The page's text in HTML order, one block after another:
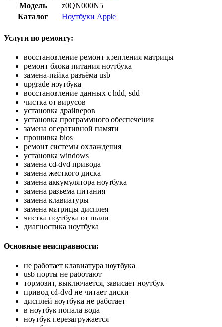
Модель
z0QN000N5
Каталог
Ноутбуки Apple
Услуги по ремонту:
восстановление ремонт крепления матрицы
ремонт блока питания ноутбука
замена-пайка разъёма usb
upgrade ноутбука
восстановление данных с hdd, sdd
чистка от вирусов
установка драйверов
установка программного обеспечения
замена оперативной памяти
прошивка bios
ремонт системы охлаждения
установка windows
замена cd-dvd привода
замена жесткого диска
замена аккумулятора ноутбука
замена разъема питания
замена клавиатуры
замена матрицы дисплея
чистка ноутбука от пыли
диагностика ноутбука
Основные неисправности:
не работает клавиатура ноутбука
usb порты не работают
тормозит, выключается, зависает ноутбук
привод cd-dvd не читает диски
дисплей ноутбука не работает
в ноутбук попала вода
ноутбук перезагружается